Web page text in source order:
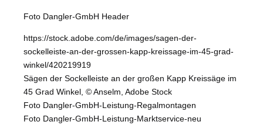
Foto Dangler-GmbH Header
https://stock.adobe.com/de/images/sagen-der-
sockelleiste-an-der-grossen-kapp-kreissage-im-45-grad-
winkel/420219919
Sägen der Sockelleiste an der großen Kapp Kreissäge im
45 Grad Winkel, © Anselm, Adobe Stock
Foto Dangler-GmbH-Leistung-Regalmontagen
Foto Dangler-GmbH-Leistung-Marktservice-neu